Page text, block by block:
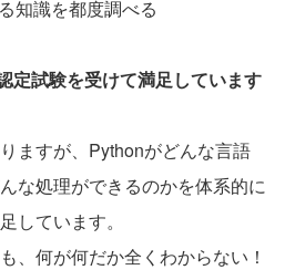
知識を都度調べる
定試験を受けて満足しています
ますが、Pythonがどんな言語
な処理ができるのかを体系的に
しています。
、何が何だか全くわからない！